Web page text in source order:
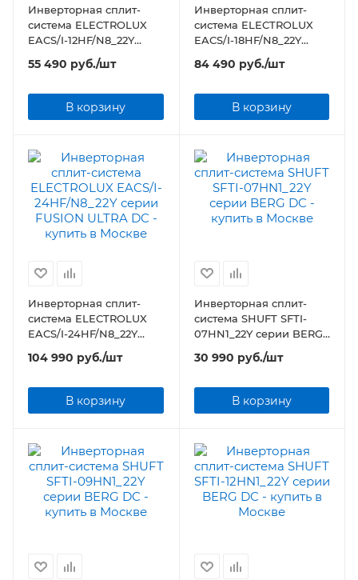
Инверторная сплит-
система ELECTROLUX
EACS/I-12HF/N8_22Y
серии FUSION ULTRA DC
55 490 руб./шт
В корзину
Инверторная сплит-
система ELECTROLUX
EACS/I-18HF/N8_22Y
серии FUSION ULTRA DC
84 490 руб./шт
В корзину
Инверторная сплит-
система ELECTROLUX
EACS/I-24HF/N8_22Y
серии FUSION ULTRA DC
104 990 руб./шт
В корзину
Инверторная сплит-
система SHUFT SFTI-
07HN1_22Y серии BERG
30 990 руб./шт
В корзину